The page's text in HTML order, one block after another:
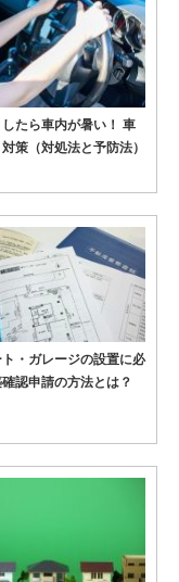
たら車内が暑い！ 車
策（対処法と予防法）
・ガレージの設置に必
認申請の方法とは？